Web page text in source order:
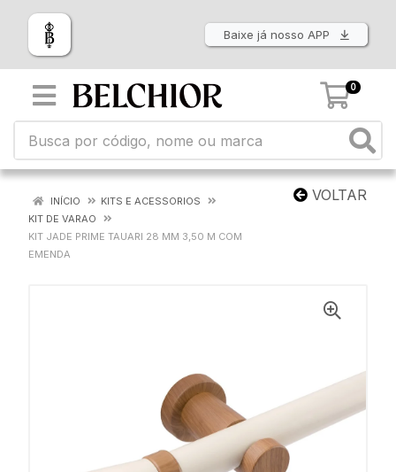
Baixe já nosso APP
0
VOLTAR
INÍCIO
KITS E ACESSORIOS
KIT DE VARAO
KIT JADE PRIME TAUARI 28 MM 3,50 M COM
EMENDA